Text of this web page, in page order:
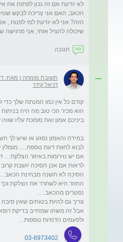
לא יודעת אם זה נכון לפתוח את
הכאב, האם אני צריכה לבקש
הזה? אני לא יודעת למי לפנות ,
שיכולה להציל אותי, אני מרגישה
תגובה
תשובת מומחה | מאת:
דניאל קידר
הוא מכיר הכי טוב מה היה
במידה והאמון נפגע או שיש לך
לבוא לחוות דעת נוספת…. מומלץ
לראות אם אכן הסיכה יושבת
הסיכה לא תשנה מבחינת
החוזר היא לשחרר את הצלקת
אבל זה משהו שמחייב בדיקת
ולפעמים הדמיות נוספות…
03-6973402